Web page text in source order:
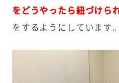
をどうやったら紐づけら
をするようにしています。